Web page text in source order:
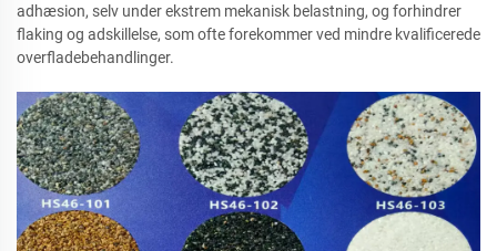
adhæsion, selv under ekstrem mekanisk belastning, og forhindrer
flaking og adskillelse, som ofte forekommer ved mindre kvalificerede
overfladebehandlinger.